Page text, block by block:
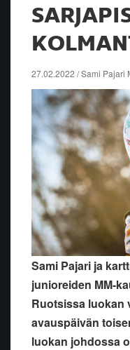
27.02.2022 / Sami Pajari
Sami Pajari ja
junioreiden MM-
Ruotsissa luokan
avauspäivän
luokan johdossa